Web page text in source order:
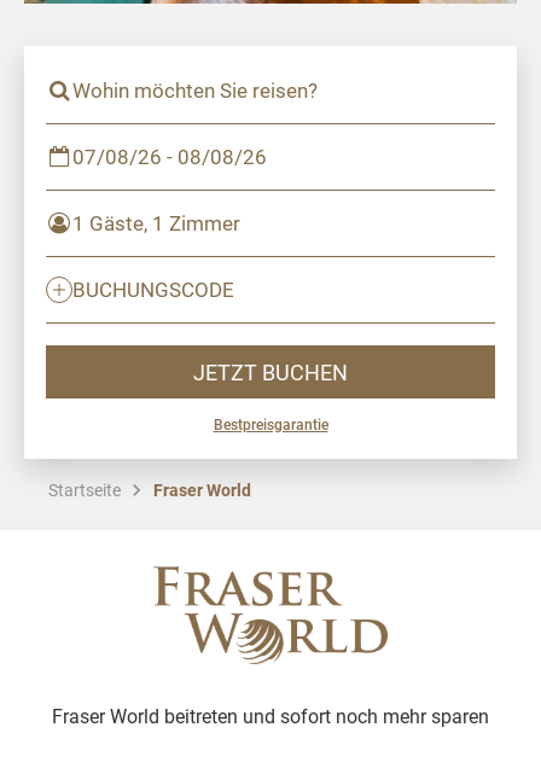
Wohin möchten Sie reisen?
07/08/26 - 08/08/26
1 Gäste, 1 Zimmer
BUCHUNGSCODE
JETZT BUCHEN
Bestpreisgarantie
Startseite Fraser World
Fraser World beitreten und sofort noch mehr sparen